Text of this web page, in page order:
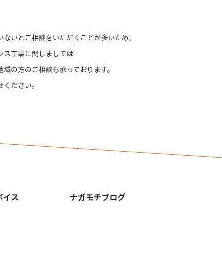
いとご相談をいただくことが多いため、
ス工事に関しましては
の方のご相談も承っております。
ださい。
イス ナガモチブログ